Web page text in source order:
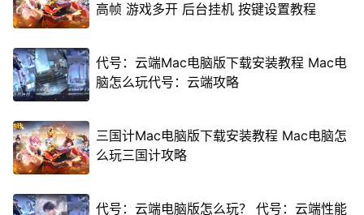
高帧 游戏多开 后台挂机 按键设置教程
代号：云端Mac电脑版下载安装教程 Mac电
脑怎么玩代号：云端攻略
三国计Mac电脑版下载安装教程 Mac电脑怎
么玩三国计攻略
代号：云端电脑版怎么玩？ 代号：云端性能